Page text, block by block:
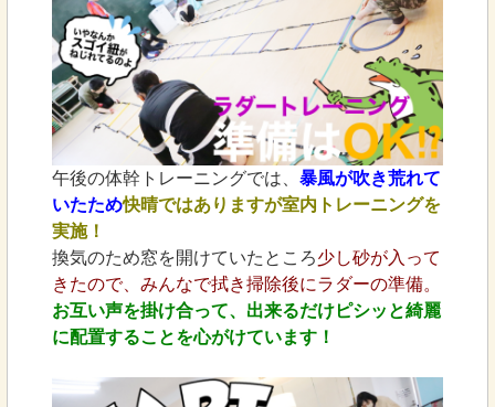
午後の体幹トレーニングでは、 暴風が吹き荒れて
いたため快晴ではありますが室内トレーニングを
実施！
換気のため窓を開けていたところ少し砂が入って
きたので、みんなで拭き掃除後にラダーの準備。
お互い声を掛け合って、出来るだけピシッと綺麗
に配置することを心がけています！